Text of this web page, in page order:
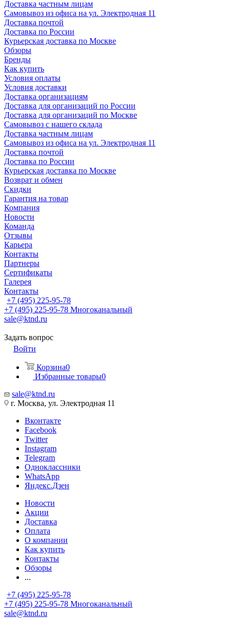
Доставка частным лицам
Самовывоз из офиса на ул. Электродная 11
Доставка почтой
Доставка по России
Курьерская доставка по Москве
Обзоры
Бренды
Как купить
Условия оплаты
Условия доставки
Доставка организациям
Доставка для организаций по России
Доставка для организаций по Москве
Самовывоз с нашего склада
Доставка частным лицам
Самовывоз из офиса на ул. Электродная 11
Доставка почтой
Доставка по России
Курьерская доставка по Москве
Возврат и обмен
Скидки
Гарантия на товар
Компания
Новости
Команда
Отзывы
Карьера
Контакты
Партнеры
Сертификаты
Галерея
Контакты
+7 (495) 225-95-78
+7 (495) 225-95-78 Многоканальный
sale@ktnd.ru
Задать вопрос
Войти
Корзина0
Избранные товары0
sale@ktnd.ru
г. Москва, ул. Электродная 11
Вконтакте
Facebook
Twitter
Instagram
Telegram
Одноклассники
WhatsApp
Яндекс.Дзен
Новости
Акции
Доставка
Оплата
О компании
Как купить
Контакты
Обзоры
...
+7 (495) 225-95-78
+7 (495) 225-95-78 Многоканальный
sale@ktnd.ru